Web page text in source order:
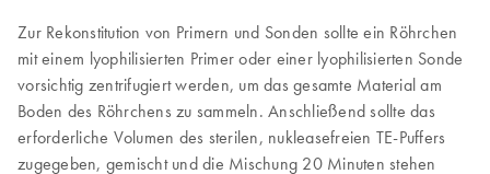
Zur Rekonstitution von Primern und Sonden sollte ein Röhrchen
mit einem lyophilisierten Primer oder einer lyophilisierten Sonde
vorsichtig zentrifugiert werden, um das gesamte Material am
Boden des Röhrchens zu sammeln. Anschließend sollte das
erforderliche Volumen des sterilen, nukleasefreien TE‑Puffers
zugegeben, gemischt und die Mischung 20 Minuten stehen